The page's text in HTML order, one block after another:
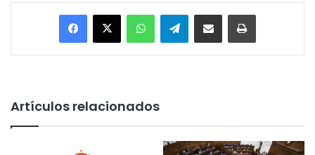
Facebook
X WhatsAppTelegramEnviar vía email Imprimir
Artículos relacionados